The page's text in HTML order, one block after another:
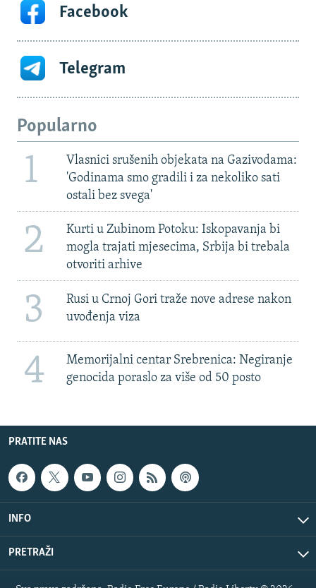
Facebook
Telegram
Popularno
1
Vlasnici srušenih objekata na Gazivodama:
'Godinama smo gradili i za nekoliko sati
ostali bez svega'
2
Kurti u Zubinom Potoku: Iskopavanja bi
mogla trajati mjesecima, Srbija bi trebala
otvoriti arhive
3
Rusi u Crnoj Gori traže nove adrese nakon
uvođenja viza
4
Memorijalni centar Srebrenica: Negiranje
genocida poraslo za više od 50 posto
PRATITE NAS
INFO
PRETRAŽI